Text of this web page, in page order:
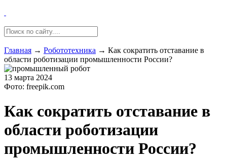
Главная → Робототехника → Как сократить отставание в
области роботизации промышленности России?
13 марта 2024
Фото: freepik.com
Как сократить отставание в
области роботизации
промышленности России?